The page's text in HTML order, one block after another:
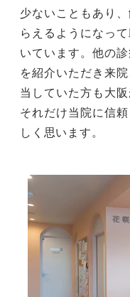
少ないこともあり
らえるようになっ
いています。他の
を紹介いただき来
当していた方も大
それだけ当院に信
しく思います。